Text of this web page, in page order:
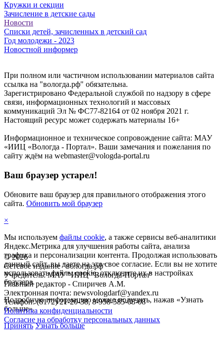
Кружки и секции
Зачисление в детские сады
Новости
Списки детей, зачисленных в детский сад
Год молодежи - 2023
©2026
Сетевое издание "вологда.рф"
Учредитель: МАУ "ИИЦ "Вологда-Портал"
Главный редактор - Спиричев А.М.
Электронная почта: newsvologdarf@yandex.ru
Телефон: (8172) 21-20-38, 8-958-585-08-08
Политика конфиденциальности
Согласие на обработку персональных данных
Новостной информер
При полном или частичном использовании материалов сайта
ссылка на "вологда.рф" обязательна.
Зарегистрировано Федеральной службой по надзору в сфере
связи, информационных технологий и массовых
коммуникаций Эл № ФС77-82164 от 02 ноября 2021 г.
Настоящий ресурс может содержать материалы 16+
Информационное и техническое сопровождение сайта: МАУ
«ИИЦ «Вологда - Портал». Ваши замечания и пожелания по
сайту ждём на webmaster@vologda-portal.ru
Ваш браузер устарел!
Обновите ваш браузер для правильного отображения этого
сайта. Обновить мой браузер
×
Мы используем файлы cookie, а также сервисы веб-аналитики
Яндекс.Метрика для улучшения работы сайта, анализа
трафика и персонализации контента. Продолжая использовать
данный сайт, вы даете на это свое согласие. Если вы не хотите
использовать файлы cookie, отключите их в настройках
браузера.
Подробную информацию можно получить, нажав «Узнать
больше».
Принять Узнать больше